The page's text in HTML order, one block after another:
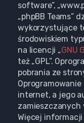
software”,
„phpBB Teams”
wykorzystujące
środowiskiem
na licencji „GNU
też „GPL”.
pobrania ze
internet, a jego
zamieszczanych
Więcej informacji